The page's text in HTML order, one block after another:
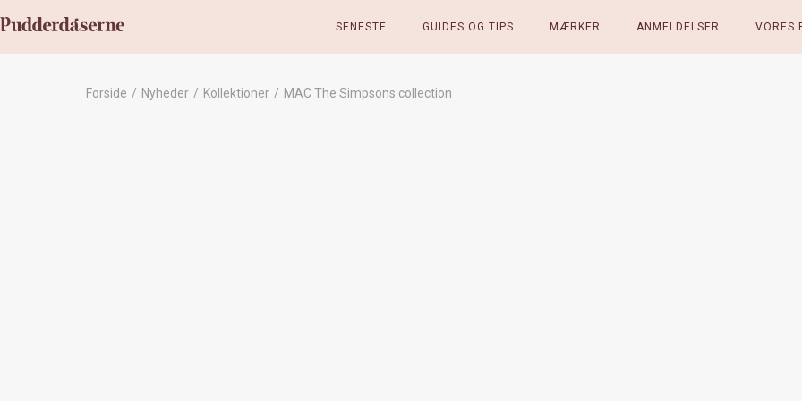
SENESTE GUIDES OG TIPS MÆRKER ANMELDELSER VORES
Forside / Nyheder / Kollektioner / MAC The Simpsons collection